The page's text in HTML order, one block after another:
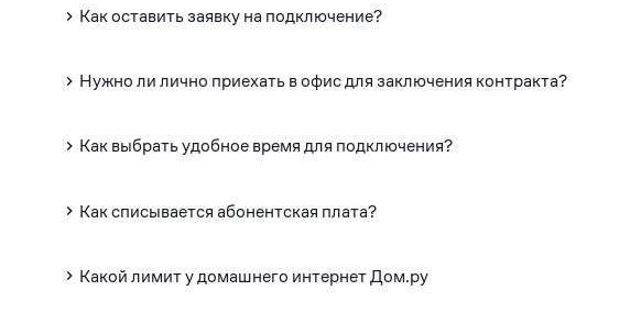
Как оставить заявку на подключение?
Нужно ли лично приехать в офис для заключения контракта?
Как выбрать удобное время для подключения?
Как списывается абонентская плата?
Какой лимит у домашнего интернет Дом.ру